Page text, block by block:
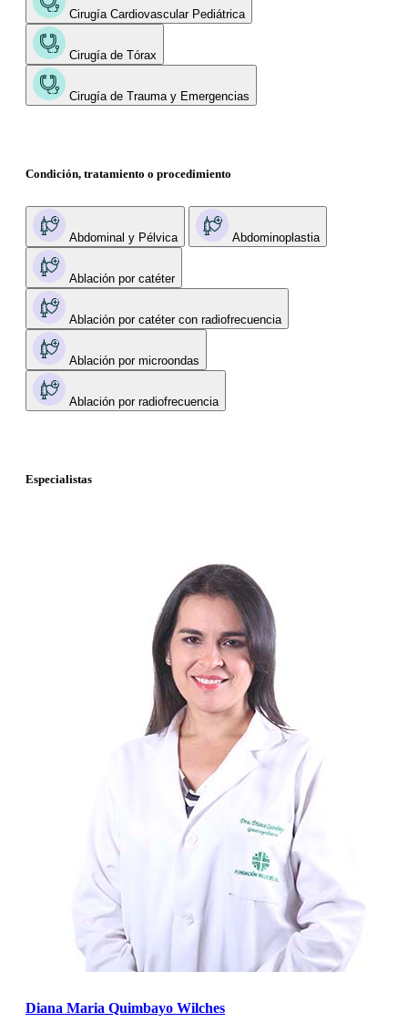
Cirugía Cardiovascular Pediátrica
Cirugía de Tórax
Cirugía de Trauma y Emergencias
Condición, tratamiento o procedimiento
Abdominal y Pélvica Abdominoplastia
Ablación por catéter
Ablación por catéter con radiofrecuencia
Ablación por microondas
Ablación por radiofrecuencia
Especialistas
Diana Maria Quimbayo Wilches